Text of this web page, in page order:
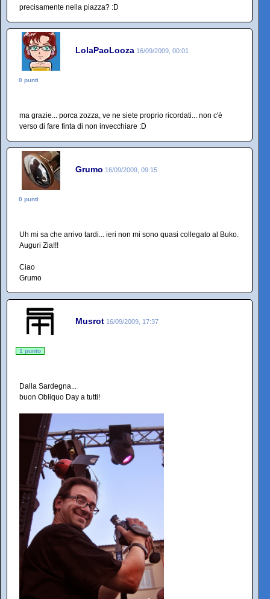
precisamente nella piazza? :D
LolaPaoLooza 16/09/2009, 00:01
0 punti
ma grazie... porca zozza, ve ne siete proprio ricordati... non c'è
verso di fare finta di non invecchiare :D
Grumo 16/09/2009, 09:15
0 punti
Uh mi sa che arrivo tardi... ieri non mi sono quasi collegato al Buko.
Auguri Zia!!!
Ciao
Grumo
Musrot 16/09/2009, 17:37
1 punto
Dalla Sardegna...
buon Obliquo Day a tutti!